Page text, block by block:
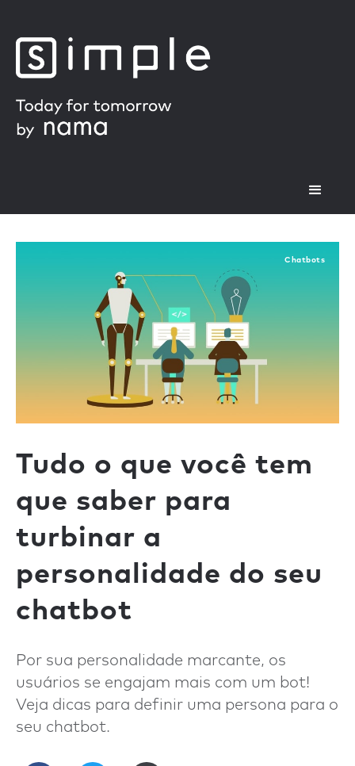
Chatbots
Tudo o que você tem
que saber para
turbinar a
personalidade do seu
chatbot
Por sua personalidade marcante, os
usuários se engajam mais com um bot!
Veja dicas para definir uma persona para o
seu chatbot.